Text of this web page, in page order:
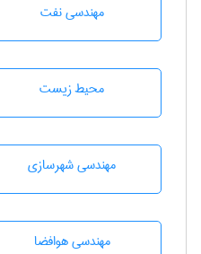
مهندسی نفت
محيط زيست
مهندسی شهرسازی
مهندسی هوافضا